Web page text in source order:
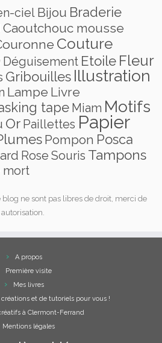
ciel Bijou Braderie
Caoutchouc mousse
Couture
Déguisement Etoile Fleur
Gribouilles Illustration
Lampe Livre
tape Miam Motifs
Or Paillettes Papier
Pompon Posca
Rose Souris Tampons
mort
ne sont pas libres de droit, merci de
A propos
Première visite
Mes livres
et de tutoriels pour vous !
à Clermont-Ferrand
Mentions légales